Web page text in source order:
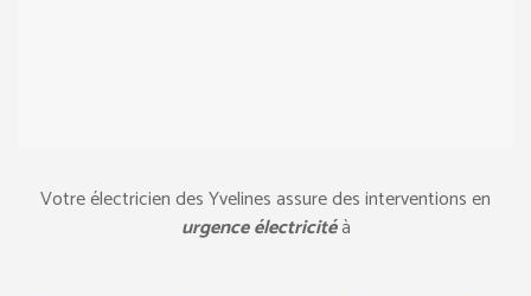
Votre électricien des Yvelines assure des interventions en
urgence électricitéà